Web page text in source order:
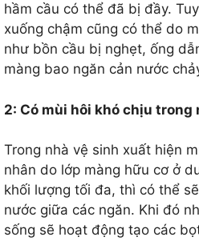
hầm cầu có thể đã bị đầy.
xuống chậm cũng có thể do
như bồn cầu bị nghẹt, ống
màng bao ngăn cản nước
2: Có mùi hôi khó chịu trong
Trong nhà vệ sinh xuất hiện
nhân do lớp màng hữu cơ ở
khối lượng tối đa, thì có thể
nước giữa các ngăn. Khi đó
sống sẽ hoạt động tạo các